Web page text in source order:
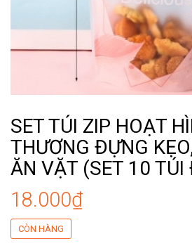
SET TÚI ZIP HOẠT
THƯƠNG ĐỰNG
ĂN VẶT (SET 10
18.000₫
CÒN HÀNG